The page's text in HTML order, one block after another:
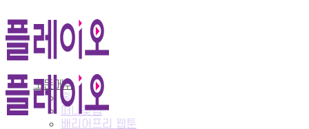
모든메뉴
홈
떠나찾앱
배리어프리 웹툰
팟캐스트잡지 《소리꼴라쥬》